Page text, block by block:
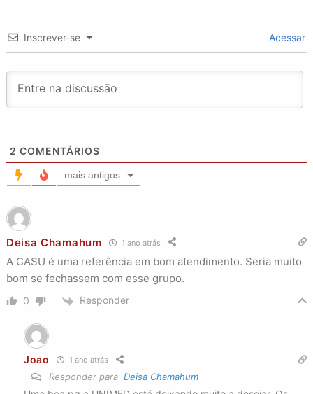
Inscrever-se Acessar
2 COMENTÁRIOS
mais antigos
Deisa Chamahum 1 ano atrás
A CASU é uma referência em bom atendimento. Seria muito
bom se fechassem com esse grupo.
0 Responder
Joao 1 ano atrás
Responder para Deisa Chamahum